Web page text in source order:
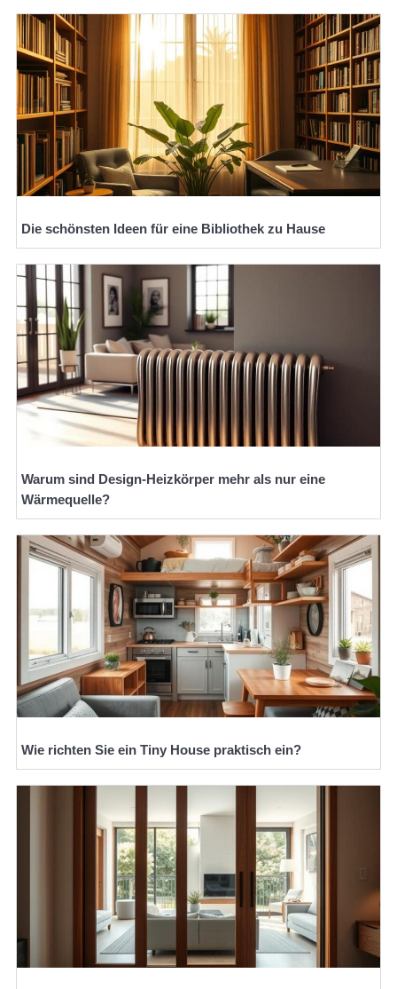
Die schönsten Ideen für eine Bibliothek zu Hause
Warum sind Design-Heizkörper mehr als nur eine
Wärmequelle?
Wie richten Sie ein Tiny House praktisch ein?